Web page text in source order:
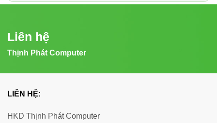
Liên hệ
Thịnh Phát Computer
LIÊN HỆ:
HKD Thịnh Phát Computer